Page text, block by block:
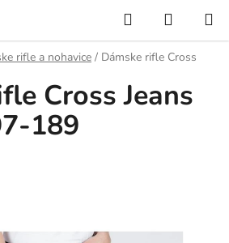
Hľadať
KOŠÍK
rifle a nohavice / Dámske rifle Cross
Cross Jeans
189